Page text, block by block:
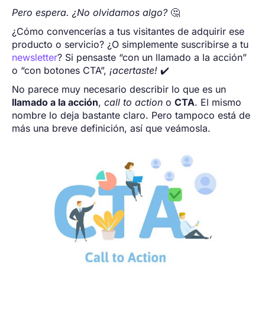
Pero espera. ¿No olvidamos algo? 🤔
¿Cómo convencerías a tus visitantes de adquirir ese
producto o servicio? ¿O simplemente suscribirse a tu
newsletter? Si pensaste “con un llamado a la acción”
o “con botones CTA”, ¡acertaste! ✔️
No parece muy necesario describir lo que es un
llamado a la acción, call to action o CTA. El mismo
nombre lo deja bastante claro. Pero tampoco está de
más una breve definición, así que veámosla.